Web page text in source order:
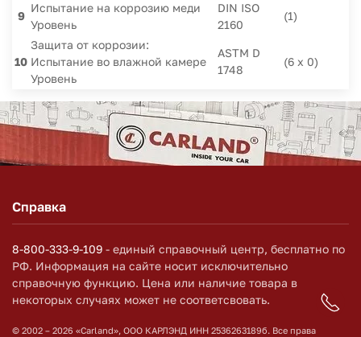
9
Испытание на коррозию меди
Уровень
DIN ISO
2160
(1)
10
Защита от коррозии:
Испытание во влажной камере
Уровень
ASTM D
1748
(6 x 0)
Справка
8-800-333-9-109 - единый справочный центр, бесплатно по
РФ. Информация на сайте носит исключительно
справочную функцию. Цена или наличие товара в
некоторых случаях может не соответсвовать.
© 2002 – 2026 «Carland», ООО КАРЛЭНД ИНН 2536263189б. Все права